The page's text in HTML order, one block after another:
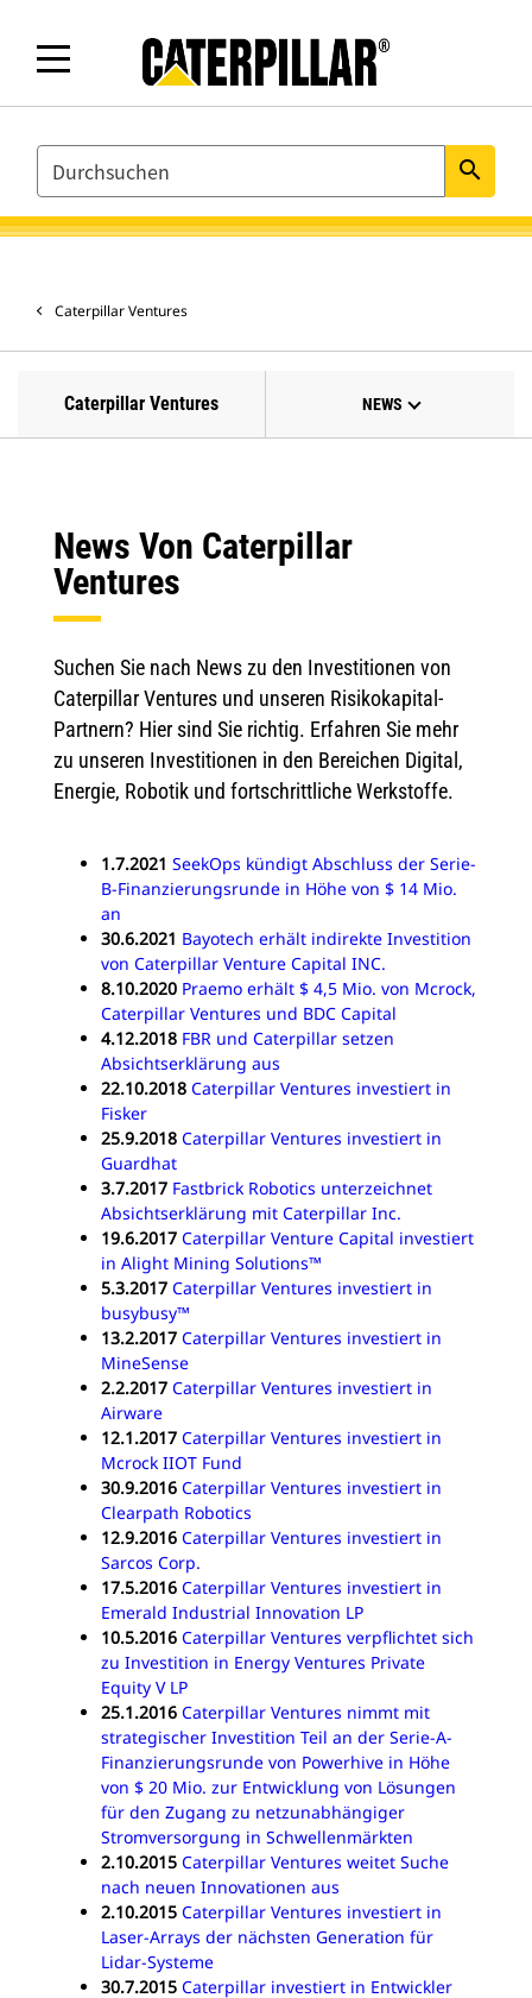
SEARCH search
Caterpillar Ventures
Caterpillar Ventures NEWS
News Von Caterpillar
Ventures
Suchen Sie nach News zu den Investitionen von
Caterpillar Ventures und unseren Risikokapital-
Partnern? Hier sind Sie richtig. Erfahren Sie mehr
zu unseren Investitionen in den Bereichen Digital,
Energie, Robotik und fortschrittliche Werkstoffe.
1.7.2021 SeekOps kündigt Abschluss der Serie-
B-Finanzierungsrunde in Höhe von $ 14 Mio.
an
30.6.2021 Bayotech erhält indirekte Investition
von Caterpillar Venture Capital INC.
8.10.2020 Praemo erhält $ 4,5 Mio. von Mcrock,
Caterpillar Ventures und BDC Capital
4.12.2018 FBR und Caterpillar setzen
Absichtserklärung aus
22.10.2018 Caterpillar Ventures investiert in
Fisker
25.9.2018 Caterpillar Ventures investiert in
Guardhat
3.7.2017 Fastbrick Robotics unterzeichnet
Absichtserklärung mit Caterpillar Inc.
19.6.2017 Caterpillar Venture Capital investiert
in Alight Mining Solutions™
5.3.2017 Caterpillar Ventures investiert in
busybusy™
13.2.2017 Caterpillar Ventures investiert in
MineSense
2.2.2017 Caterpillar Ventures investiert in
Airware
12.1.2017 Caterpillar Ventures investiert in
Mcrock IIOT Fund
30.9.2016 Caterpillar Ventures investiert in
Clearpath Robotics
12.9.2016 Caterpillar Ventures investiert in
Sarcos Corp.
17.5.2016 Caterpillar Ventures investiert in
Emerald Industrial Innovation LP
10.5.2016 Caterpillar Ventures verpflichtet sich
zu Investition in Energy Ventures Private
Equity V LP
25.1.2016 Caterpillar Ventures nimmt mit
strategischer Investition Teil an der Serie-A-
Finanzierungsrunde von Powerhive in Höhe
von $ 20 Mio. zur Entwicklung von Lösungen
für den Zugang zu netzunabhängiger
Stromversorgung in Schwellenmärkten
2.10.2015 Caterpillar Ventures weitet Suche
nach neuen Innovationen aus
2.10.2015 Caterpillar Ventures investiert in
Laser-Arrays der nächsten Generation für
Lidar-Systeme
30.7.2015 Caterpillar investiert in Entwickler